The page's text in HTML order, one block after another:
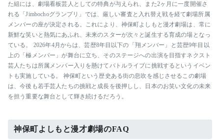
た組には、劇場看板芸人としての特典が与えられ、また2ヶ月に一度開催さ
れる「Jimbochoグランプリ」では、厳しい審査と入れ替え戦を経て劇場所属
メンバーの座が決定される。これにより、神保町よしもと漫才劇場は、常に
新鮮な笑いと熱気にあふれ、未来のスターが次々と誕生する育成の場となっ
ている。 2026年4月からは、芸歴8年目以下の「翔メンバー」と芸歴9年目以
上の「極メンバー」が舞台に立ち、そのステージへの出演を目指すネクスト
芸人たちは所属メンバー入りを懸けてバトルライブに挑戦するというイベン
トも実施している。 神保町という歴史ある街の息吹を感じさせるこの劇場
は、今後も若手芸人たちの挑戦と成長を後押しし、日本のお笑い文化の未来
を担う重要な舞台として輝き続けるだろう。
神保町よしもと漫才劇場のFAQ